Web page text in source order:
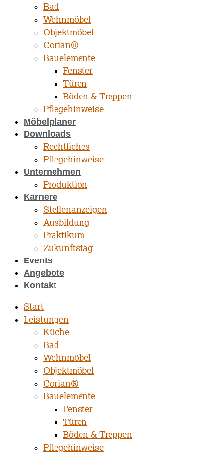
Bad
Wohnmöbel
Objektmöbel
Corian®
Bauelemente
Fenster
Türen
Böden & Treppen
Pflegehinweise
Möbelplaner
Downloads
Rechtliches
Pflegehinweise
Unternehmen
Produktion
Karriere
Stellenanzeigen
Ausbildung
Praktikum
Zukunftstag
Events
Angebote
Kontakt
Start
Leistungen
Küche
Bad
Wohnmöbel
Objektmöbel
Corian®
Bauelemente
Fenster
Türen
Böden & Treppen
Pflegehinweise